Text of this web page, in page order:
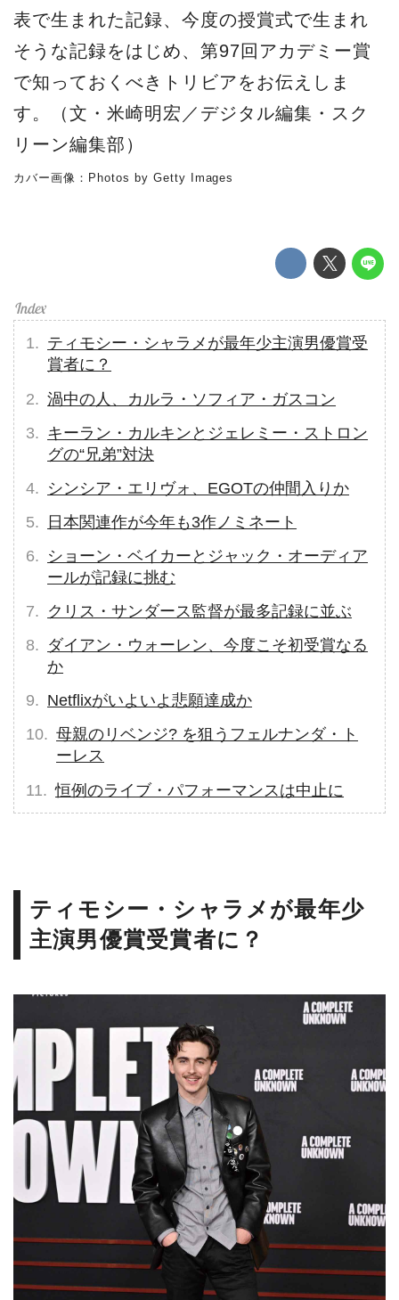
表で生まれた記録、今度の授賞式で生まれ
そうな記録をはじめ、第97回アカデミー賞
で知っておくべきトリビアをお伝えしま
す。（文・米崎明宏／デジタル編集・スク
リーン編集部）
カバー画像：Photos by Getty Images
ティモシー・シャラメが最年少主演男優賞受
賞者に？
渦中の人、カルラ・ソフィア・ガスコン
キーラン・カルキンとジェレミー・ストロン
グの“兄弟”対決
シンシア・エリヴォ、EGOTの仲間入りか
日本関連作が今年も3作ノミネート
ショーン・ベイカーとジャック・オーディア
ールが記録に挑む
クリス・サンダース監督が最多記録に並ぶ
ダイアン・ウォーレン、今度こそ初受賞なる
か
Netflixがいよいよ悲願達成か
母親のリベンジ? を狙うフェルナンダ・ト
ーレス
恒例のライブ・パフォーマンスは中止に
ティモシー・シャラメが最年少
主演男優賞受賞者に？